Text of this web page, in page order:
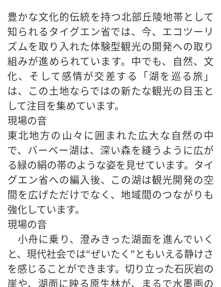
豊かな文化的伝統を持つ北部丘陵地帯として
知られるタイグエン省では、今、エコツーリ
ズムを取り入れた体験型観光の開発への取り
組みが進められています。中でも、自然、文
化、そして感情が交差する「湖を巡る旅」
は、この土地ならではの新たな観光の目玉と
して注目を集めています。
現場の音
東北地方の山々に囲まれた広大な自然の中
で、バーベー湖は、深い森を縫うように広が
る緑の絹の帯のような姿を見せています。タイ
グエン省への編入後、この湖は観光開発の空
間を広げただけでなく、地域間のつながりも
強化しています。
現場の音
小舟に乗り、澄みきった湖面を進んでいく
と、現代社会では“ぜいたく”ともいえる静けさ
を感じることができます。切り立った石灰岩の
崖や、湖面に映る原生林が、まるで水墨画の